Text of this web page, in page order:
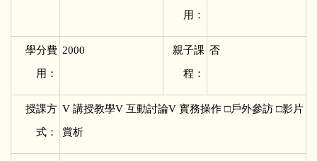
用：
學分費
用：
2000 親子課
程：
否
授課方
式：
V 講授教學V 互動討論V 實務操作 □戶外參訪 □影片
賞析